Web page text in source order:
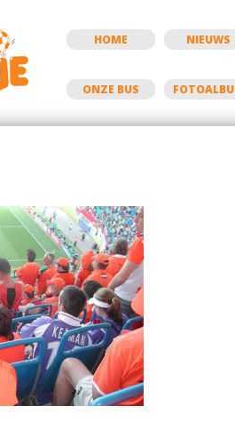
HOME NIEUWS
ONZE BUS